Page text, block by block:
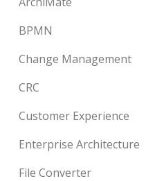
BPMN
Change Management
CRC
Customer Experience
Enterprise Architecture
File Converter